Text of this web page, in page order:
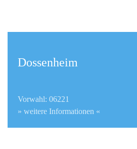
Dossenheim
Vorwahl: 06221
» weitere Informationen «